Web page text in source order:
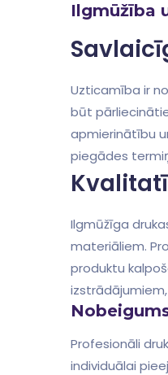
Ilgmūžība
Uzticamība ir
būt
apmierinātību
piegādes
Ilgmūžīga
materiāliem.
produktu
Profesionāli
individuālai